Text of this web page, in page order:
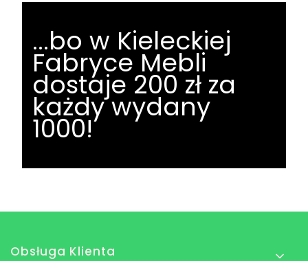
...bo w Kieleckiej
Fabryce Mebli
dostaje 200 zł za
każdy wydany
1000!
Linki w stopce
Obsługa Klienta